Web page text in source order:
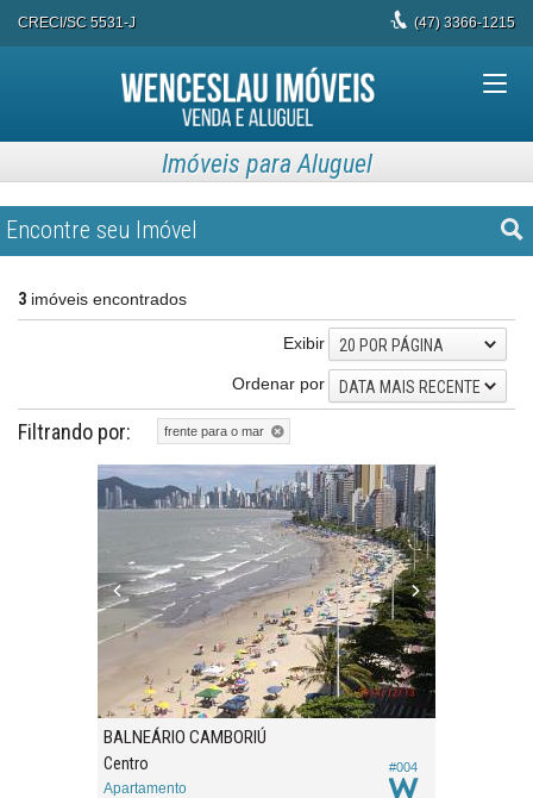
CRECI/SC 5531-J (47)3366-1215
Imóveis para Aluguel
Encontre seu Imóvel
3 imóveis encontrados
Exibir
20 POR PÁGINA
Ordenar por
DATA MAIS RECENTE
Filtrando por: frente para o mar
#004
BALNEÁRIO CAMBORIÚ
Centro
Apartamento